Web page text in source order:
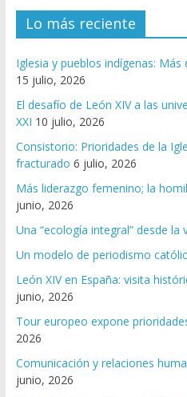
Lo más reciente
Iglesia y pueblos indígenas:
15 julio, 2026
El desafío de León XIV a las
XXI 10 julio, 2026
Consistorio: Prioridades de la
fracturado 6 julio, 2026
Más liderazgo femenino; la
junio, 2026
Una “ecología integral” desde la
Un modelo de periodismo
León XIV en España: visita
junio, 2026
Tour europeo expone
2026
Comunicación y relaciones
junio, 2026